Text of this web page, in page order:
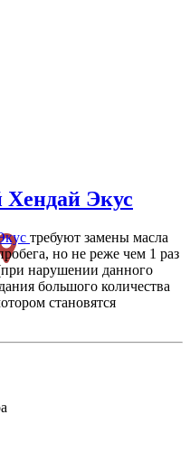
Хендай Экус
требуют замены масла
но не реже чем 1 раз
нарушении данного
большого количества
становятся